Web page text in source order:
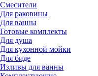
Смесители
Для раковины
Для ванны
Готовые комплекты
Для душа
Для кухонной мойки
Для биде
Изливы для ванны